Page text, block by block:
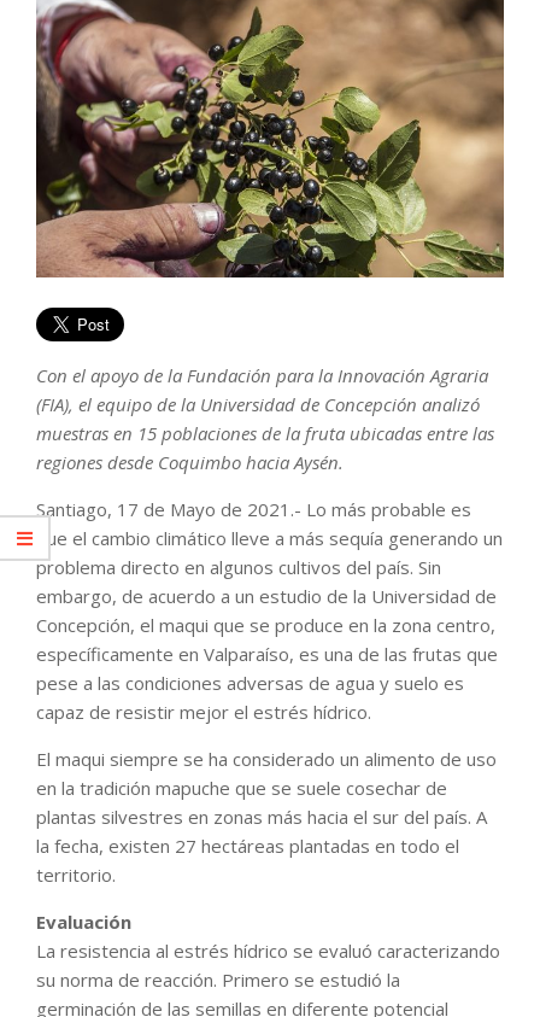
Con el apoyo de la Fundación para la Innovación Agraria
(FIA), el equipo de la Universidad de Concepción analizó
muestras en 15 poblaciones de la fruta ubicadas entre las
regiones desde Coquimbo hacia Aysén.
Santiago, 17 de Mayo de 2021.- Lo más probable es
que el cambio climático lleve a más sequía generando un
problema directo en algunos cultivos del país. Sin
embargo, de acuerdo a un estudio de la Universidad de
Concepción, el maqui que se produce en la zona centro,
específicamente en Valparaíso, es una de las frutas que
pese a las condiciones adversas de agua y suelo es
capaz de resistir mejor el estrés hídrico.
El maqui siempre se ha considerado un alimento de uso
en la tradición mapuche que se suele cosechar de
plantas silvestres en zonas más hacia el sur del país. A
la fecha, existen 27 hectáreas plantadas en todo el
territorio.
Evaluación
La resistencia al estrés hídrico se evaluó caracterizando
su norma de reacción. Primero se estudió la
germinación de las semillas en diferente potencial